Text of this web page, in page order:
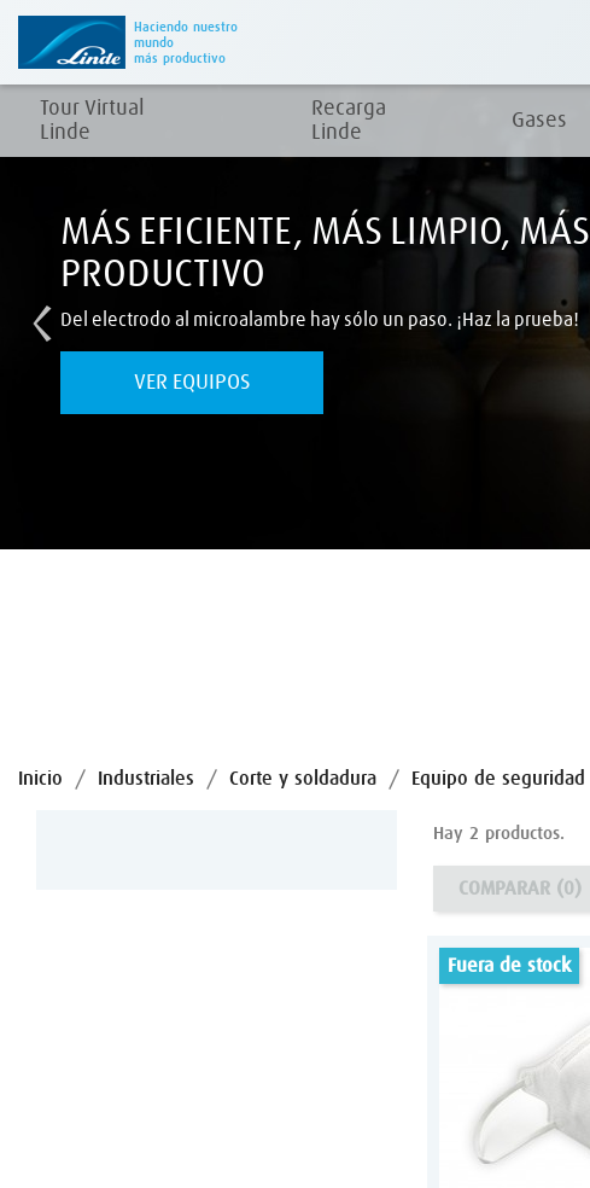
Haciendo nuestro
mundo
más productivo
Tour Virtual
Linde
Recarga
Linde
Gases
MÁS EFICIENTE, MÁS LIMPIO, MÁS
PRODUCTIVO
Del electrodo al microalambre hay sólo un paso. ¡Haz la prueba!
VER EQUIPOS
Inicio Industriales Corte y soldadura Equipo de seguridad
Hay 2 productos.
COMPARAR (0)
fuera de stock